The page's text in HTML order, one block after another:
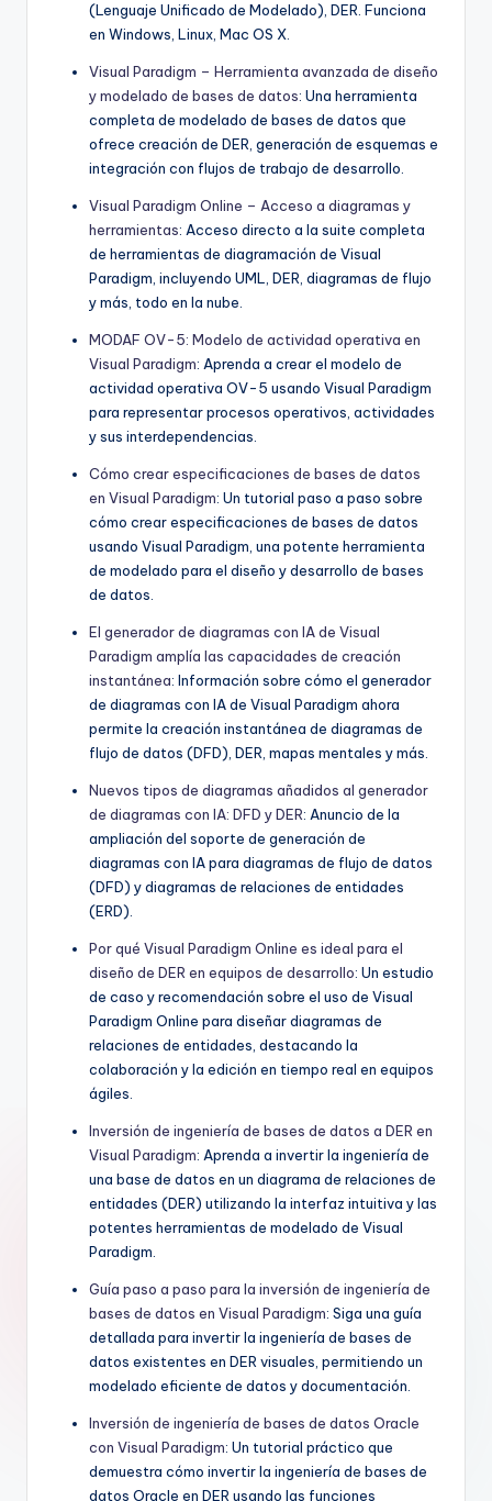
(Lenguaje Unificado de Modelado), DER. Funciona
en Windows, Linux, Mac OS X.
Visual Paradigm – Herramienta avanzada de diseño
y modelado de bases de datos: Una herramienta
completa de modelado de bases de datos que
ofrece creación de DER, generación de esquemas e
integración con flujos de trabajo de desarrollo.
Visual Paradigm Online – Acceso a diagramas y
herramientas: Acceso directo a la suite completa
de herramientas de diagramación de Visual
Paradigm, incluyendo UML, DER, diagramas de flujo
y más, todo en la nube.
MODAF OV-5: Modelo de actividad operativa en
Visual Paradigm: Aprenda a crear el modelo de
actividad operativa OV-5 usando Visual Paradigm
para representar procesos operativos, actividades
y sus interdependencias.
Cómo crear especificaciones de bases de datos
en Visual Paradigm: Un tutorial paso a paso sobre
cómo crear especificaciones de bases de datos
usando Visual Paradigm, una potente herramienta
de modelado para el diseño y desarrollo de bases
de datos.
El generador de diagramas con IA de Visual
Paradigm amplía las capacidades de creación
instantánea: Información sobre cómo el generador
de diagramas con IA de Visual Paradigm ahora
permite la creación instantánea de diagramas de
flujo de datos (DFD), DER, mapas mentales y más.
Nuevos tipos de diagramas añadidos al generador
de diagramas con IA: DFD y DER: Anuncio de la
ampliación del soporte de generación de
diagramas con IA para diagramas de flujo de datos
(DFD) y diagramas de relaciones de entidades
(ERD).
Por qué Visual Paradigm Online es ideal para el
diseño de DER en equipos de desarrollo: Un estudio
de caso y recomendación sobre el uso de Visual
Paradigm Online para diseñar diagramas de
relaciones de entidades, destacando la
colaboración y la edición en tiempo real en equipos
ágiles.
Inversión de ingeniería de bases de datos a DER en
Visual Paradigm: Aprenda a invertir la ingeniería de
una base de datos en un diagrama de relaciones de
entidades (DER) utilizando la interfaz intuitiva y las
potentes herramientas de modelado de Visual
Paradigm.
Guía paso a paso para la inversión de ingeniería de
bases de datos en Visual Paradigm: Siga una guía
detallada para invertir la ingeniería de bases de
datos existentes en DER visuales, permitiendo un
modelado eficiente de datos y documentación.
Inversión de ingeniería de bases de datos Oracle
con Visual Paradigm: Un tutorial práctico que
demuestra cómo invertir la ingeniería de bases de
datos Oracle en DER usando las funciones